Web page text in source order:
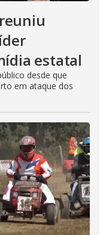
estatal
desde que
em ataque dos